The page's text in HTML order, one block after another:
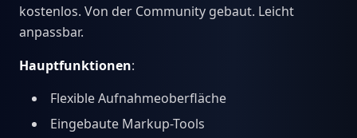
kostenlos. Von der Community gebaut. Leicht
anpassbar.
Hauptfunktionen:
Flexible Aufnahmeoberfläche
Eingebaute Markup-Tools